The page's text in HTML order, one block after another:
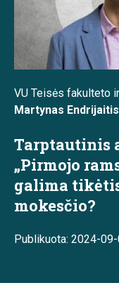
VU Teisės fakulteto
Martynas Endrijaitis
Tarptautinis
„Pirmojo
galima
mokesčio?
Publikuota: 2024-